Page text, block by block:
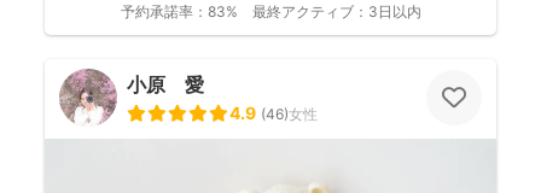
予約承諾率： 83% 最終アクティブ： 3日以内
小原 愛
4.9 (46)女性